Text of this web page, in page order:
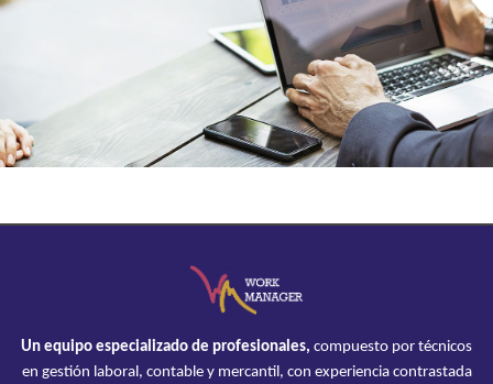
Un equipo especializado de profesionales, compuesto por técnicos
en gestión laboral, contable y mercantil, con experiencia contrastada